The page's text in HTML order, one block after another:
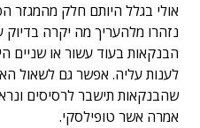
אולי בגלל היותם חלק מהמגזר
נזהרו מלהעריך מה יקרה
הבנקאות בעוד עשור או שניים
לענות עליה. אפשר גם לשאול
שהבנקאות תישבר לרסיסים
אמרה אשר טופילסקי.